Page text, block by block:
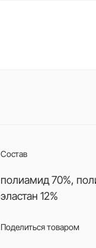
Состав
полиамид 70%,
эластан 12%
Поделиться товаром